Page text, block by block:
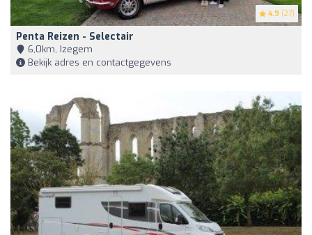
4.9 (27)
Penta Reizen - Selectair
6,0km, Izegem
Bekijk adres en contactgegevens